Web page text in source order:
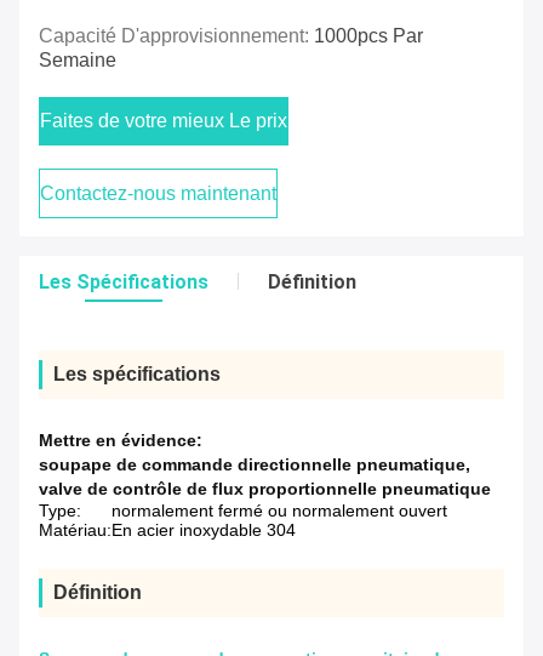
Capacité D'approvisionnement: 1000pcs Par
Semaine
Faites de votre mieux Le prix
Contactez-nous maintenant
Les Spécifications Définition
Les spécifications
Mettre en évidence:
soupape de commande directionnelle pneumatique,
valve de contrôle de flux proportionnelle pneumatique
Type:
normalement fermé ou normalement ouvert
Matériau:En acier inoxydable 304
Définition